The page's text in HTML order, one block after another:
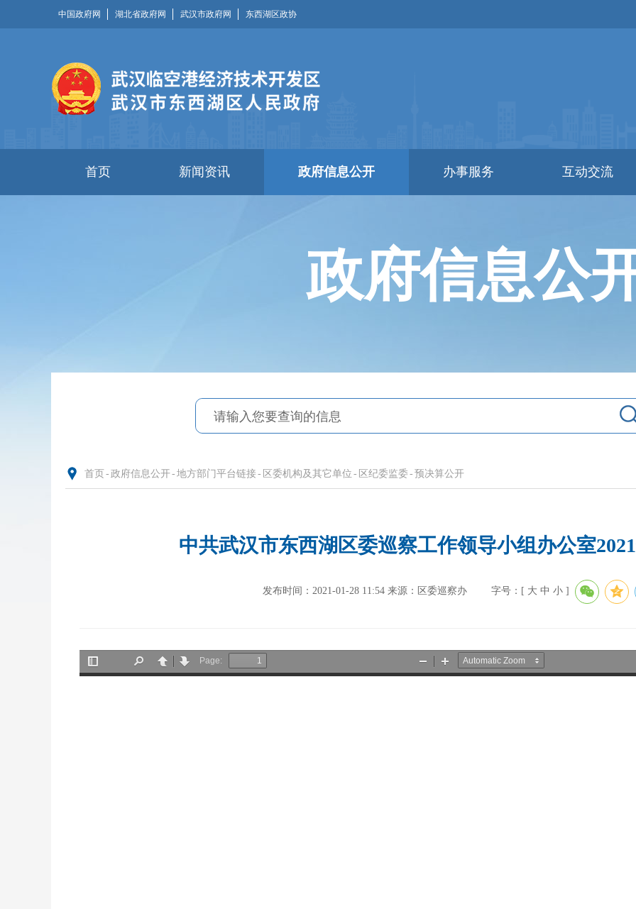
中国政府网 湖北省政府网 武汉市政府网 东西湖区政协
首页 新闻资讯 政府信息公开 办事服务 互动交流
政府信息公
首页 - 政府信息公开- 地方部门平台链接- 区委机构及其它单位 - 区纪委监委 - 预决算公开
中共武汉市东西湖区委巡察工作领导小组办公室
发布时间：2021-01-28 11:54 来源：区委巡察办 字号：[ 大 中 小 ]